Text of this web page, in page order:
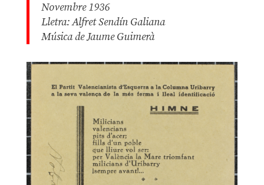
Novembre 1936
Lletra: Alfret Sendín Galiana
Música de Jaume Guimerà